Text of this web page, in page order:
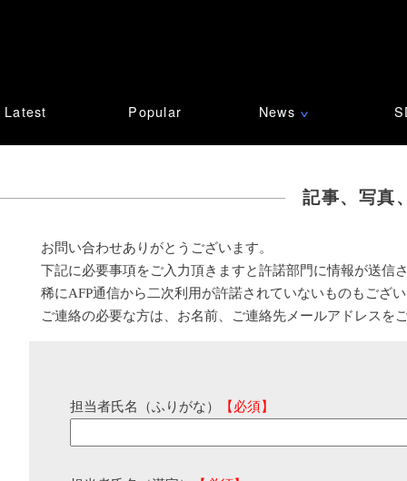
Latest Popular News ∨
記事、写真
お問い合わせありがとうございます。
下記に必要事項をご入力頂きますと許諾部門に情報が送信
稀にAFP通信から二次利用が許諾されていないものもござ
ご連絡の必要な方は、お名前、ご連絡先メールアドレスを
担当者氏名（ふりがな） 【必須】